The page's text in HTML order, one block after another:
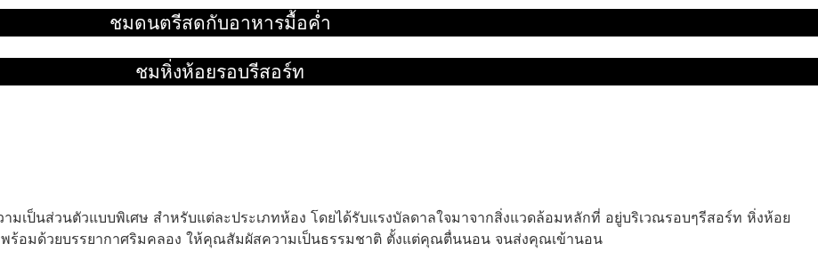
ชมดนตรีสดกับอาหารมื้อค่ำ
ชมหิ่งห้อยรอบรีสอร์ท
เป็นส่วนตัวแบบพิเศษ สำหรับแต่ละประเภทห้อง โดยได้รับแรงบัลดาลใจมาจากสิ่งแวดล้อมหลักที่ อยู่บริเวณรอบๆรีสอร์ท หิ่งห้อย
ร้อมด้วยบรรยากาศริมคลอง ให้คุณสัมผัสความเป็นธรรมชาติ ตั้งแต่คุณตื่นนอน จนส่งคุณเข้านอน